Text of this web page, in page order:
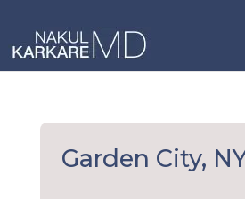
content
Garden City,